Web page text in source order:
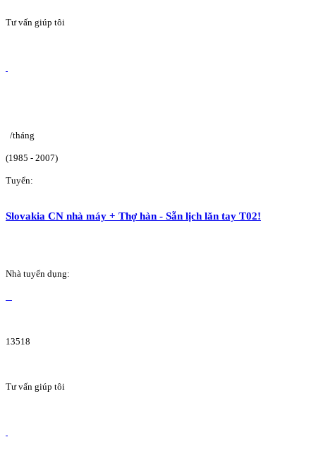
Tư vấn giúp tôi
/tháng
(1985 - 2007)
Tuyển:
Slovakia CN nhà máy + Thợ hàn - Sẵn lịch lăn tay T02!
Nhà tuyển dụng:
13518
Tư vấn giúp tôi